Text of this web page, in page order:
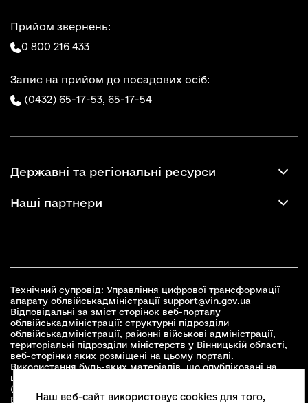
Прийом звернень:
0 800 216 433
Запис на прийом до посадових осіб:
(0432) 65-17-53, 65-17-54
Державні та регіональні ресурси
Наші партнери
Технічний супровід: Управління цифрової трансформації
апарату облвійськадміністрації support@vin.gov.ua
Відповідальні за зміст сторінок веб-порталу
облвійськадміністрації: структурні підрозділи
облвійськадміністрації, районні військові адміністрації,
територіальні підрозділи міністерств у Вінницькій області,
веб-сторінки яких розміщені на цьому порталі.
Використання будь-яких матеріалів, що опубліковані на
цьому сайті, дозволяється при умові зазначення посилання
(для інтернет-видань - гіперпосилання) на офіційний сайт
Вінницької облвійськадміністраціїwww.vin.gov.ua.
Наш веб-сайт використовує cookies для того,